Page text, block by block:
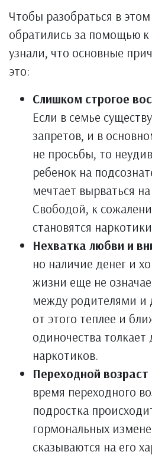
Чтобы разобраться в
обратились за помощью к
узнали, что основные
это:
Слишком строгое
Если в семье
запретов, и в
не просьбы, то
ребенок на
мечтает вырваться
Свободой, к
становятся
Нехватка любви и
но наличие денег и
жизни еще не
между родителями и
от этого теплее и
одиночества толкает
наркотиков.
Переходной возраст
время переходного
подростка
гормональных
сказываются на его